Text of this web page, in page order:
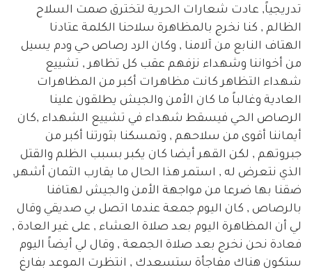
تدريجياً, عادت شعارات الحرية لتخترق صمت السلاح
الظالم , كنا نخرج بالمظاهرة سلاحنا الكلمة عتادنا
الهتاف النابع من آلامنا , وكان الرد رصاص حي ودم يسيل
من أخواننا وشهداء نزفهم عقب كل تظاهر , تشييع
شهداء التظاهر كانت مظاهرات أكبر من المظاهرات
العادية وغالباً ما كان الأمن والجيش يطلقون علينا
الرصاص الحي فيسقط شهداء في تشييع الشهداء ,كان
أيماننا أقوى من سلاحهم , وتمسكنا بثورتنا أكبر من
جبروتهم , لكن القهر أيضا كان يكبر بسبب الظلم والقتل
الذي نتعرض له , استمر هذا الحال ما يقارب الثمان أشهر,
ضقنا بها ضرعا من مواجهة الأمن والجيش لهتافنا
بالرصاص , كان اليوم جمعة عندما اتصل بي صديقي وقال
لي أن المظاهرة اليوم بعد صلاة العشاء , على غير العادة ,
فعادة نحن نخرج بعد صلاة الجمعة , وقال لي أيضاً اليوم
ستكون هناك مفاجأة ستسعدك , انتظرت الموعد بفارغ